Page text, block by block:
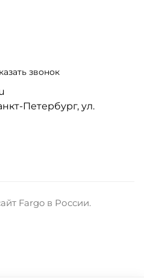
звонок
Петербург, ул.
Fargo в России.